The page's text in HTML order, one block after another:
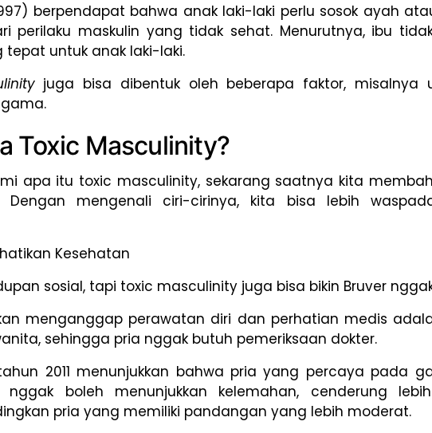
berpendapat bahwa anak laki-laki perlu sosok ayah
perilaku maskulin yang tidak sehat. Menurutnya, ibu
tepat untuk anak laki-laki.
juga bisa dibentuk oleh beberapa faktor, misalnya
Toxic Masculinity?
apa itu toxic masculinity, sekarang saatnya kita
Dengan mengenali ciri-cirinya, kita bisa lebih
Kesehatan
sosial, tapi toxic masculinity juga bisa bikin Bruver
menganggap perawatan diri dan perhatian medis
sehingga pria nggak butuh pemeriksaan dokter.
2011 menunjukkan bahwa pria yang percaya pada
boleh menunjukkan kelemahan, cenderung
pria yang memiliki pandangan yang lebih moderat.